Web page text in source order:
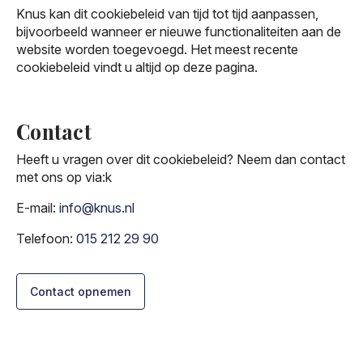
Knus kan dit cookiebeleid van tijd tot tijd aanpassen,
bijvoorbeeld wanneer er nieuwe functionaliteiten aan de
website worden toegevoegd. Het meest recente
cookiebeleid vindt u altijd op deze pagina.
Contact
Heeft u vragen over dit cookiebeleid? Neem dan contact
met ons op via:k
E-mail: info@knus.nl
Telefoon: 015 212 29 90
Contact opnemen